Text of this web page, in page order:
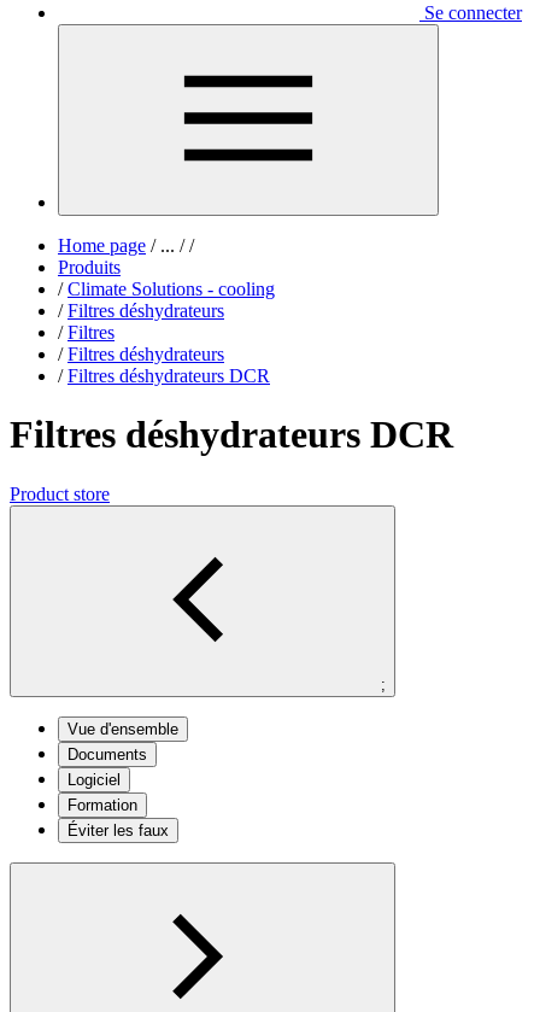
Se connecter
Home page /... / /
Produits
/ Climate Solutions - cooling
/ Filtres déshydrateurs
/ Filtres
/ Filtres déshydrateurs
/ Filtres déshydrateurs DCR
Filtres déshydrateurs DCR
Product store
;
Vue d'ensemble
Documents
Logiciel
Formation
Éviter les faux